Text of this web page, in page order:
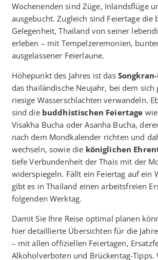
Wochenenden sind Züge, Inlandsflüge
ausgebucht. Zugleich sind Feiertage die
Gelegenheit, Thailand von seiner
erleben – mit Tempelzeremonien,
ausgelassener Feierlaune.
Höhepunkt des Jahres ist das
das thailändische Neujahr, bei dem sich
riesige Wasserschlachten verwandeln.
sind die buddhistischen Feiertage
Visakha Bucha oder Asanha Bucha,
nach dem Mondkalender richten und
wechseln, sowie die königlichen
tiefe Verbundenheit der Thais mit der
widerspiegeln. Fällt ein Feiertag auf ein
gibt es in Thailand einen arbeitsfreien
folgenden Werktag.
Damit Sie Ihre Reise optimal planen
hier detaillierte Übersichten für die
– mit allen offiziellen Feiertagen,
Alkoholverboten und Brückentag-Tipps.